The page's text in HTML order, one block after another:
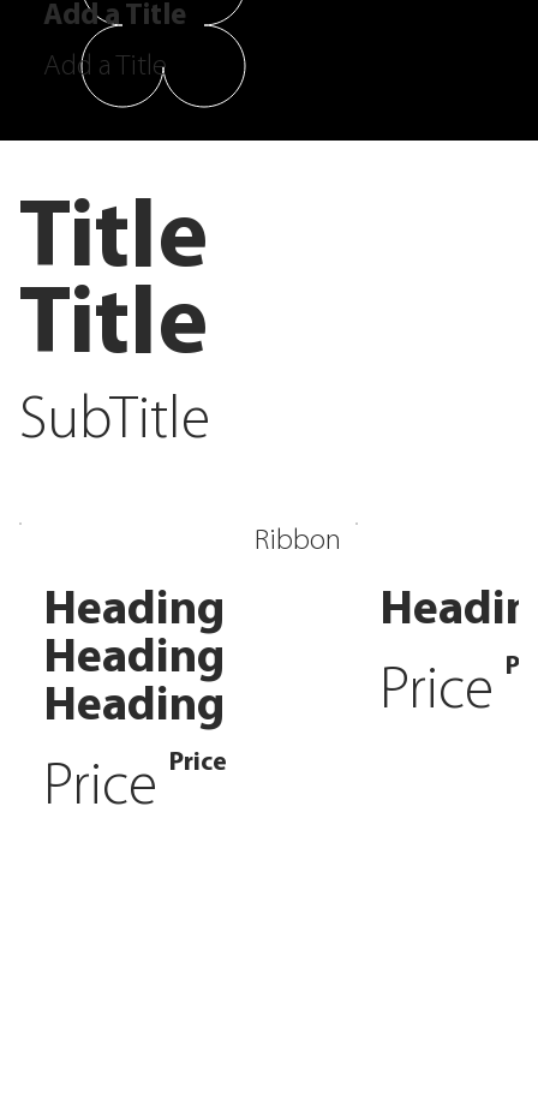
Add a Title
Add a Title
Title
Title
SubTitle
Ribbon
Heading
Heading
Heading
Price Price
Price